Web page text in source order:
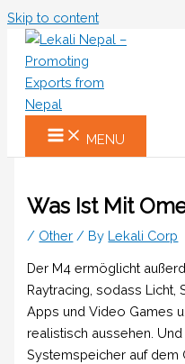
Skip to content
MENU
Was Ist Mit
/ Other / By Lekali Corp
Der M4 ermög­licht
Raytracing, sodass Licht,
Apps und Video Games
realistisch aus­sehen.
System­speicher auf dem